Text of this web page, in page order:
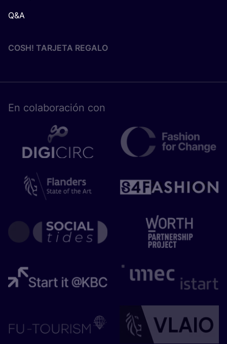
Q&A
COSH! TARJETA REGALO
En cola­bo­ra­ción con